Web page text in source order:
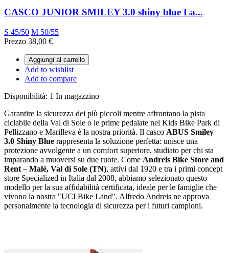
CASCO JUNIOR SMILEY 3.0 shiny blue La...
S 45/50 M 50/55
Prezzo 38,00 €
Aggiungi al carrello
Add to wishlist
Add to compare
Disponibilità: 1 In magazzino
Garantire la sicurezza dei più piccoli mentre affrontano la pista
ciclabile della Val di Sole o le prime pedalate nei Kids Bike Park di
Pellizzano e Marilleva è la nostra priorità. Il casco ABUS Smiley
3.0 Shiny Blue rappresenta la soluzione perfetta: unisce una
protezione avvolgente a un comfort superiore, studiato per chi sta
imparando a muoversi su due ruote. Come Andreis Bike Store and
Rent – Malé, Val di Sole (TN), attivi dal 1920 e tra i primi concept
store Specialized in Italia dal 2008, abbiamo selezionato questo
modello per la sua affidabilità certificata, ideale per le famiglie che
vivono la nostra "UCI Bike Land". Alfredo Andreis ne approva
personalmente la tecnologia di sicurezza per i futuri campioni.